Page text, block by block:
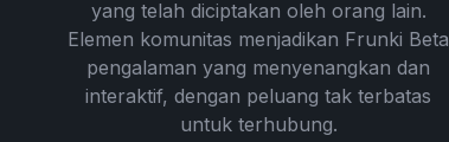
yang telah diciptakan oleh orang lain.
Elemen komunitas menjadikan Frunki Beta
pengalaman yang menyenangkan dan
interaktif, dengan peluang tak terbatas
untuk terhubung.